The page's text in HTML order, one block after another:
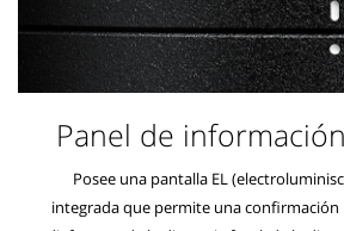
Panel de
Posee una pantalla EL
integrada que permite una confirmación